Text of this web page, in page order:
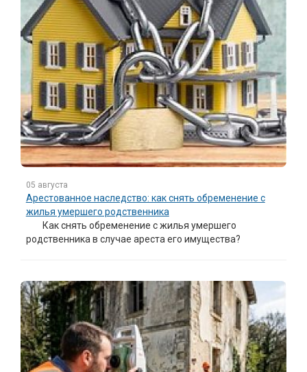
05 августа
Арестованное наследство: как снять обременение с
жилья умершего родственника
Как снять обременение с жилья умершего
родственника в случае ареста его имущества?